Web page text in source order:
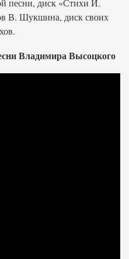
песни, диск «Стихи И.
В. Шукшина, диск своих
Владимира Высоцкого